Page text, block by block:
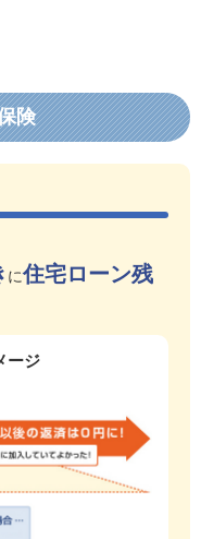
険
に住宅ローン残
ージ